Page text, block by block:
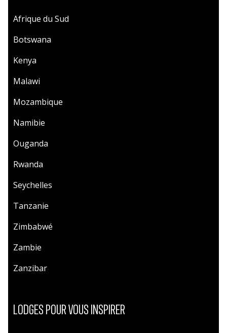
Afrique du Sud
Botswana
Kenya
Malawi
Mozambique
Namibie
Ouganda
Rwanda
Seychelles
Tanzanie
Zimbabwé
Zambie
Zanzibar
LODGES POUR VOUS INSPIRER